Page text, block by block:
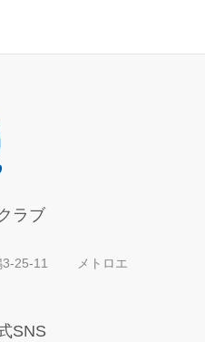
ラブ
3-25-11 メトロエ
SNS